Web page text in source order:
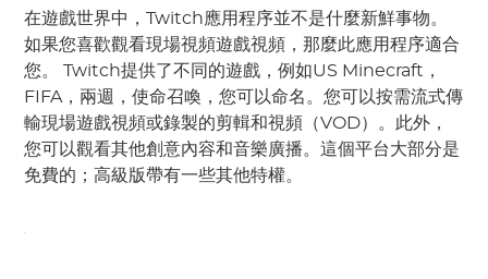
在遊戲世界中，Twitch應用程序並不是什麼新鮮事物。
如果您喜歡觀看現場視頻遊戲視頻，那麼此應用程序適合
您。 Twitch提供了不同的遊戲，例如US Minecraft，
FIFA，兩週，使命召喚，您可以命名。您可以按需流式傳
輸現場遊戲視頻或錄製的剪輯和視頻（VOD）。此外，
您可以觀看其他創意內容和音樂廣播。這個平台大部分是
免費的；高級版帶有一些其他特權。